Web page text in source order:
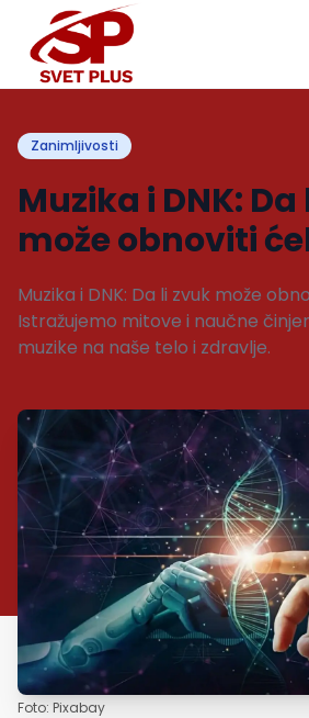
Zanimljivosti
Muzika i DNK:
može obnoviti
Muzika i DNK: Da li zvuk može
Istražujemo mitove i naučne
muzike na naše telo i zdravlje.
Foto: Pixabay